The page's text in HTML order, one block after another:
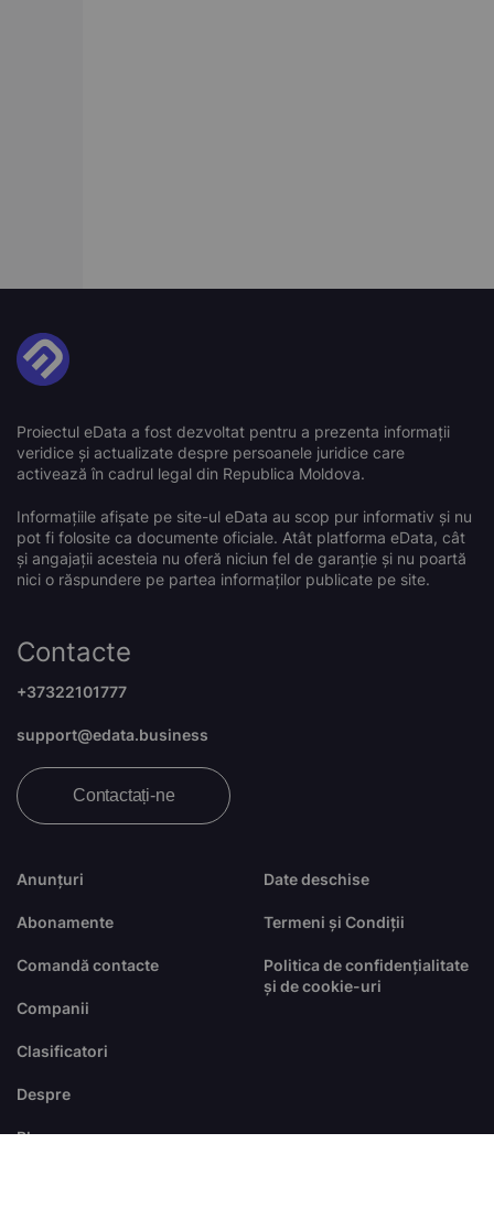
Proiectul eData a fost dezvoltat pentru a prezenta informații
veridice și actualizate despre persoanele juridice care
activează în cadrul legal din Republica Moldova.
Informațiile afișate pe site-ul eData au scop pur informativ și nu
pot fi folosite ca documente oficiale. Atât platforma eData, cât
și angajații acesteia nu oferă niciun fel de garanție și nu poartă
nici o răspundere pe partea informaților publicate pe site.
Anunțuri
Abonamente
Comandă contacte
Companii
Clasificatori
Despre
Blog
Date deschise
Termeni și Condiții
Politica de confidențialitate
și de cookie-uri
Contacte
+37322101777
support@edata.business
Contactați-ne